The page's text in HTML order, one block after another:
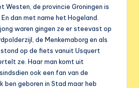
Westen, de provincie Groningen is
dan met name het Hogeland.
waren gingen ze er steevast op
de Menkemaborg en als
op de fiets vanuit Usquert
ze. Haar man komt uit
ook een fan van de
ben geboren in Stad maar heb